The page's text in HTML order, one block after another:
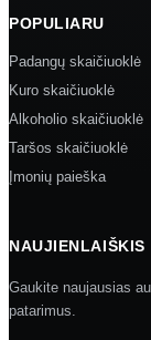
POPULIARU
Padangų skaičiuoklė
Kuro skaičiuoklė
Alkoholio skaičiuoklė
Taršos skaičiuoklė
Įmonių paieška
NAUJIENLAIŠKIS
Gaukite naujausias
patarimus.